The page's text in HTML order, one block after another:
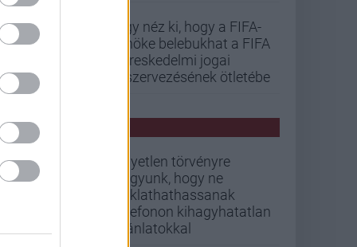
Úgy néz ki, hogy a FIFA-
elnöke belebukhat a FIFA
kereskedelmi jogai
kiszervezésének ötletébe
PCW HÍREK
Egyetlen törvényre
vagyunk, hogy ne
zaklathathassanak
telefonon kihagyhatatlan
ajánlatokkal